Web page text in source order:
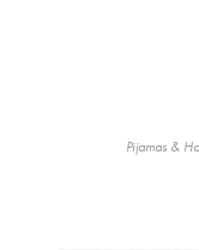
Pijamas &